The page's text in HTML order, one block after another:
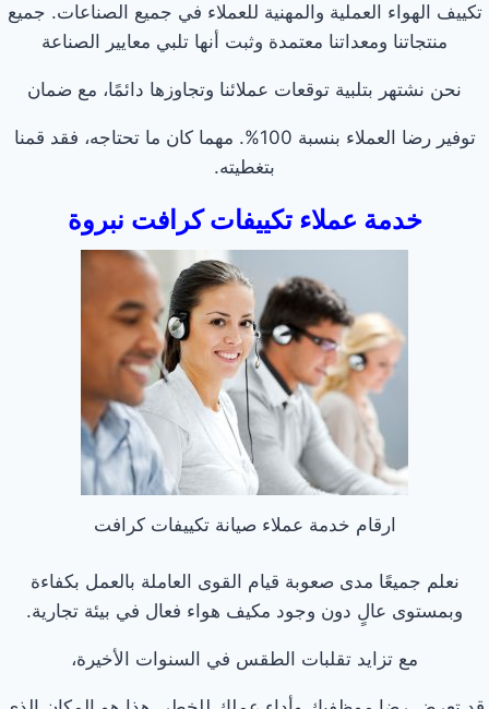
تكييف الهواء العملية والمهنية للعملاء في جميع الصناعات. جميع
منتجاتنا ومعداتنا معتمدة وثبت أنها تلبي معايير الصناعة
نحن نشتهر بتلبية توقعات عملائنا وتجاوزها دائمًا، مع ضمان
توفير رضا العملاء بنسبة 100%. مهما كان ما تحتاجه، فقد قمنا
بتغطيته.
خدمة عملاء تكييفات كرافت نبروة
ارقام خدمة عملاء صيانة تكييفات كرافت
نعلم جميعًا مدى صعوبة قيام القوى العاملة بالعمل بكفاءة
وبمستوى عالٍ دون وجود مكيف هواء فعال في بيئة تجارية.
مع تزايد تقلبات الطقس في السنوات الأخيرة،